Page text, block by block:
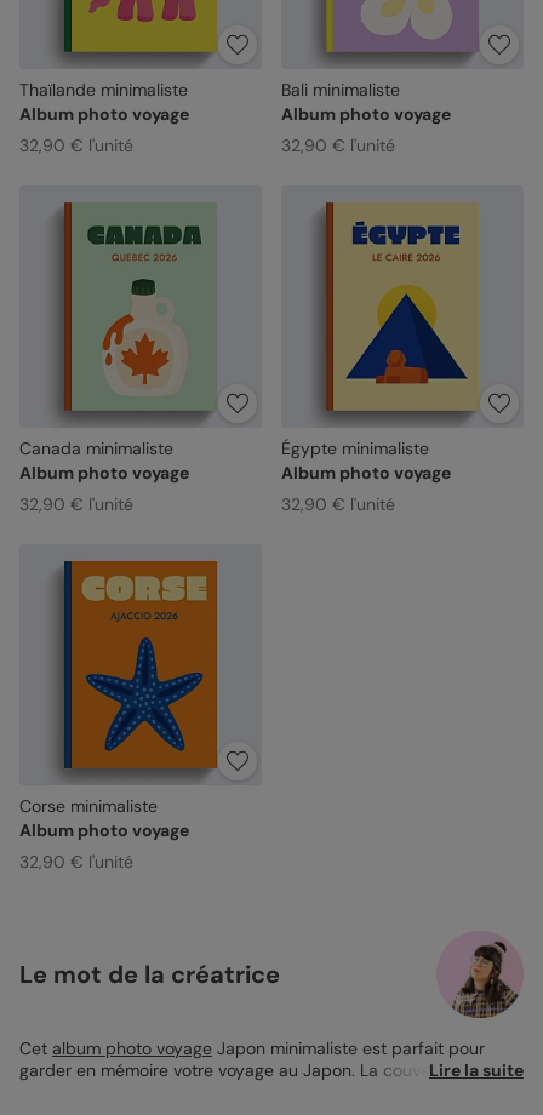
Thaïlande minimaliste
Album photo voyage
32,90 € l'unité
Bali minimaliste
Album photo voyage
32,90 € l'unité
Canada minimaliste
Album photo voyage
32,90 € l'unité
Égypte minimaliste
Album photo voyage
32,90 € l'unité
Corse minimaliste
Album photo voyage
32,90 € l'unité
Le mot de la créatrice
Cet album photo voyage Japon minimaliste est parfait pour
garder en mémoire votre voyage au Japon. La couverture rigide
Lire la suite